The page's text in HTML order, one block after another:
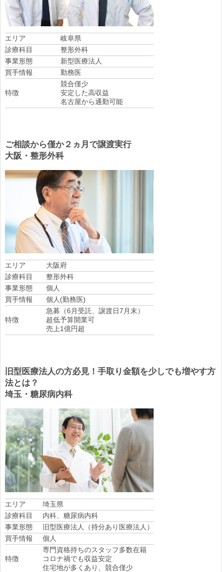
エリア
岐阜県
診療科目
整形外科
事業形態
新型医療法人
買手情報
勤務医
特徴
競合僅少
安定した高収益
名古屋から通勤可能
ご相談から僅か２ヵ月で譲渡実行
大阪・整形外科
エリア
大阪府
診療科目
整形外科
事業形態
個人
買手情報
個人(勤務医)
特徴
急募（6月受託、譲渡日7月末）
超低予算開業可
売上1億円超
旧型医療法人の方必見！手取り金額を少しでも増やす方
法とは？
埼玉・糖尿病内科
エリア
埼玉県
診療科目
内科、糖尿病内科
事業形態
旧型医療法人（持分あり医療法人）
買手情報
個人
特徴
専門資格持ちのスタッフ多数在籍
コロナ禍でも収益安定
住宅地が多くあり、競合僅少